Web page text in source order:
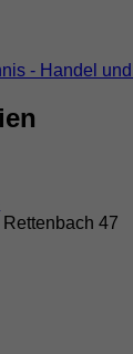
- Handel
Rettenbach 47